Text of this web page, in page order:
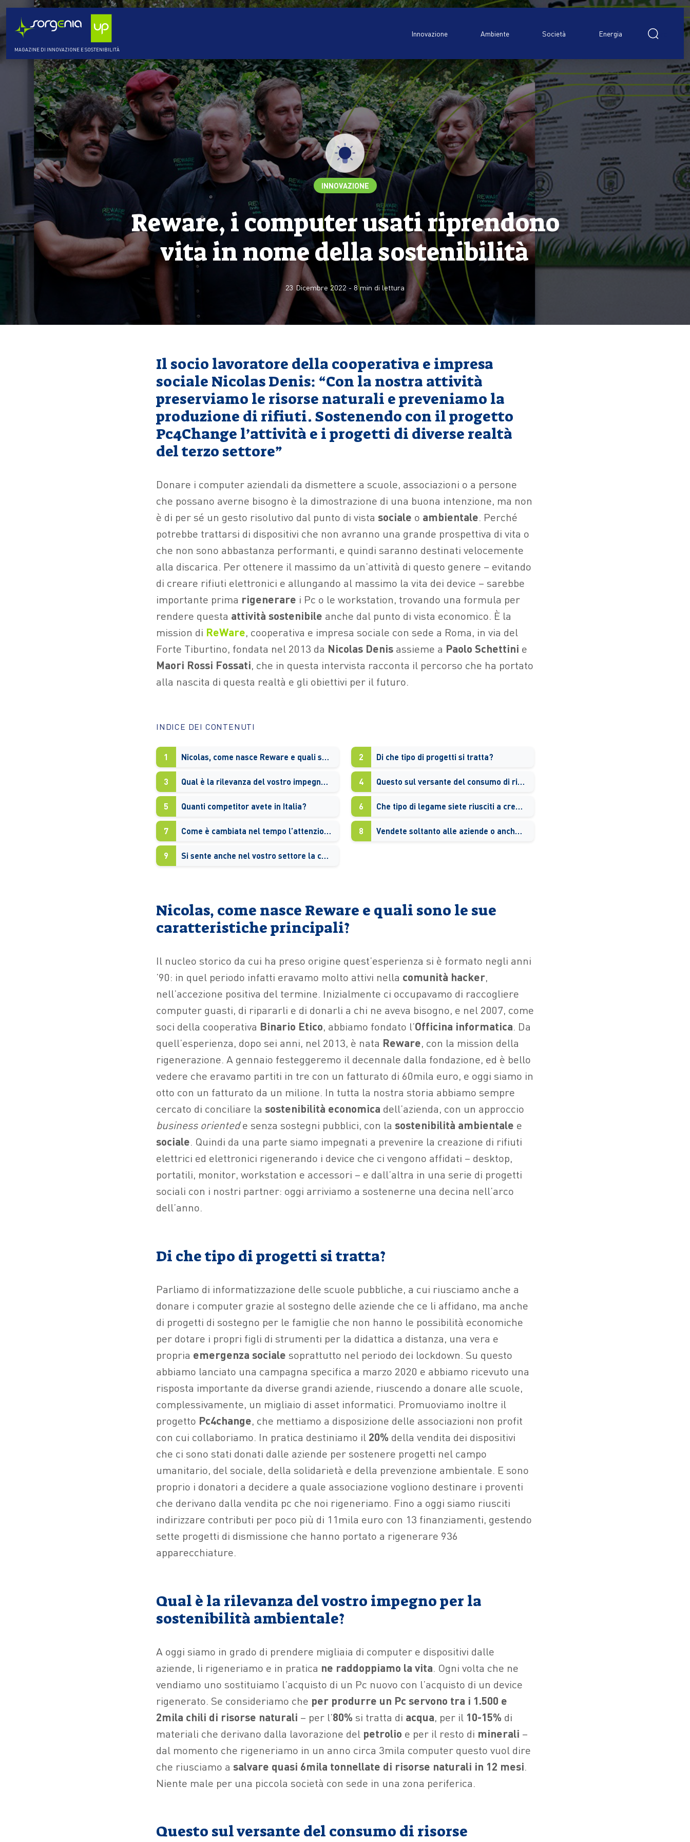
MAGAZINE DI INNOVAZIONE E SOSTENIBILITÀ
per:
Innovazione Ambiente Società Energia
INNOVAZIONE
Reware, i computer usati riprendono
vita in nome della sostenibilità
23 Dicembre 2022 - 8min di lettura
Il socio lavoratore della cooperativa e impresa
sociale Nicolas Denis: “Con la nostra attività
preserviamo le risorse naturali e preveniamo la
produzione di rifiuti. Sostenendo con il progetto
Pc4Change l’attività e i progetti di diverse realtà
del terzo settore”
Donare i computer aziendali da dismettere a scuole, associazioni o a persone
che possano averne bisogno è la dimostrazione di una buona intenzione, ma non
è di per sé un gesto risolutivo dal punto di vista sociale o ambientale. Perché
potrebbe trattarsi di dispositivi che non avranno una grande prospettiva di vita o
che non sono abbastanza performanti, e quindi saranno destinati velocemente
alla discarica. Per ottenere il massimo da un’attività di questo genere – evitando
di creare rifiuti elettronici e allungando al massimo la vita dei device – sarebbe
importante prima rigenerare i Pc o le workstation, trovando una formula per
rendere questa attività sostenibile anche dal punto di vista economico. È la
mission di ReWare, cooperativa e impresa sociale con sede a Roma, in via del
Forte Tiburtino, fondata nel 2013 da Nicolas Denis assieme a Paolo Schettini e
Maori Rossi Fossati, che in questa intervista racconta il percorso che ha portato
alla nascita di questa realtà e gli obiettivi per il futuro.
INDICE DEI CONTENUTI
1 Nicolas, come nasce Reware e quali sono le sue caratteristiche principali? 2 Di che tipo di progetti si tratta?
3 Qual è la rilevanza del vostro impegno per la sostenibilità ambientale? 4 Questo sul versante del consumo di risorse naturali. E per i rifiuti?
5 Quanti competitor avete in Italia? 6 Che tipo di legame siete riusciti a creare con il territorio in cui operate?
7 Come è cambiata nel tempo l’attenzione verso la vostra attività? 8 Vendete soltanto alle aziende o anche ai privati?
9 Si sente anche nel vostro settore la carenza di competenze specialistiche?
Nicolas, come nasce Reware e quali sono le sue
caratteristiche principali?
Il nucleo storico da cui ha preso origine quest’esperienza si è formato negli anni
’90: in quel periodo infatti eravamo molto attivi nella comunità hacker,
nell’accezione positiva del termine. Inizialmente ci occupavamo di raccogliere
computer guasti, di ripararli e di donarli a chi ne aveva bisogno, e nel 2007, come
soci della cooperativa Binario Etico, abbiamo fondato l’Officina informatica. Da
quell’esperienza, dopo sei anni, nel 2013, è nata Reware, con la mission della
rigenerazione. A gennaio festeggeremo il decennale dalla fondazione, ed è bello
vedere che eravamo partiti in tre con un fatturato di 60mila euro, e oggi siamo in
otto con un fatturato da un milione. In tutta la nostra storia abbiamo sempre
cercato di conciliare la sostenibilità economica dell’azienda, con un approccio
business orientede senza sostegni pubblici, con la sostenibilità ambientale e
sociale. Quindi da una parte siamo impegnati a prevenire la creazione di rifiuti
elettrici ed elettronici rigenerando i device che ci vengono affidati – desktop,
portatili, monitor, workstation e accessori – e dall’altra in una serie di progetti
sociali con i nostri partner: oggi arriviamo a sostenerne una decina nell’arco
dell’anno.
Di che tipo di progetti si tratta?
Parliamo di informatizzazione delle scuole pubbliche, a cui riusciamo anche a
donare i computer grazie al sostegno delle aziende che ce li affidano, ma anche
di progetti di sostegno per le famiglie che non hanno le possibilità economiche
per dotare i propri figli di strumenti per la didattica a distanza, una vera e
propria emergenza sociale soprattutto nel periodo dei lockdown. Su questo
abbiamo lanciato una campagna specifica a marzo 2020 e abbiamo ricevuto una
risposta importante da diverse grandi aziende, riuscendo a donare alle scuole,
complessivamente, un migliaio di asset informatici. Promuoviamo inoltre il
progetto Pc4change, che mettiamo a disposizione delle associazioni non profit
con cui collaboriamo. In pratica destiniamo il 20% della vendita dei dispositivi
che ci sono stati donati dalle aziende per sostenere progetti nel campo
umanitario, del sociale, della solidarietà e della prevenzione ambientale. E sono
proprio i donatori a decidere a quale associazione vogliono destinare i proventi
che derivano dalla vendita pc che noi rigeneriamo. Fino a oggi siamo riusciti
indirizzare contributi per poco più di 11mila euro con 13 finanziamenti, gestendo
sette progetti di dismissione che hanno portato a rigenerare 936
apparecchiature.
Qual è la rilevanza del vostro impegno per la
sostenibilità ambientale?
A oggi siamo in grado di prendere migliaia di computer e dispositivi dalle
aziende, li rigeneriamo e in pratica ne raddoppiamo la vita. Ogni volta che ne
vendiamo uno sostituiamo l’acquisto di un Pc nuovo con l’acquisto di un device
rigenerato. Se consideriamo che per produrre un Pc servono tra i 1.500 e
2mila chili di risorse naturali – per l’80% si tratta di acqua, per il 10-15% di
materiali che derivano dalla lavorazione del petrolio e per il resto di minerali –
dal momento che rigeneriamo in un anno circa 3mila computer questo vuol dire
che riusciamo a salvare quasi 6mila tonnellate di risorse naturali in 12 mesi.
Niente male per una piccola società con sede in una zona periferica.
Questo sul versante del consumo di risorse